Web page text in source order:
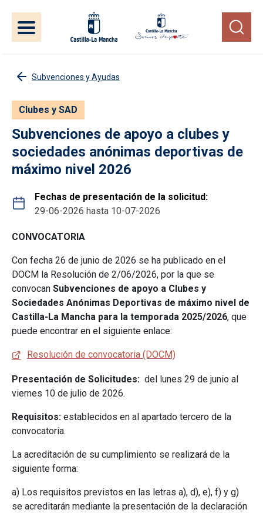
Subvenciones y Ayudas
Clubes y SAD
Subvenciones de apoyo a clubes y
sociedades anónimas deportivas de
máximo nivel 2026
Fechas de presentación de la solicitud
29-06-2026 hasta 10-07-2026
CONVOCATORIA
Con fecha 26 de junio de 2026 se ha publicado en el
DOCM la Resolución de 2/06/2026, por la que se
convocan Subvenciones de apoyo a Clubes y
Sociedades Anónimas Deportivas de máximo nivel de
Castilla-La Mancha para la temporada 2025/2026, que
puede encontrar en el siguiente enlace:
Resolución de convocatoria (DOCM)
Presentación de Solicitudes: del lunes 29 de junio al
viernes 10 de julio de 2026.
Requisitos: establecidos en al apartado tercero de la
convocatoria.
La acreditación de su cumplimiento se realizará de la
siguiente forma:
a) Los requisitos previstos en las letras a), d), e), f) y g)
se acreditarán mediante la presentación de la declaración